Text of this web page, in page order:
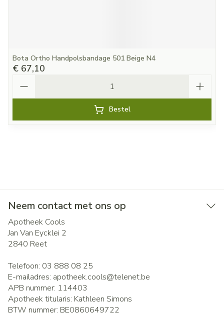
Bota Ortho Handpolsbandage 501 Beige N4
€ 67,10
Bestel
Neem contact met ons op
Apotheek Cools
Jan Van Eycklei 2
2840 Reet
Telefoon: 03 888 08 25
E-mailadres: apotheek.cools@telenet.be
APB nummer: 114403
Apotheek titularis: Kathleen Simons
BTW nummer: BE0860649722